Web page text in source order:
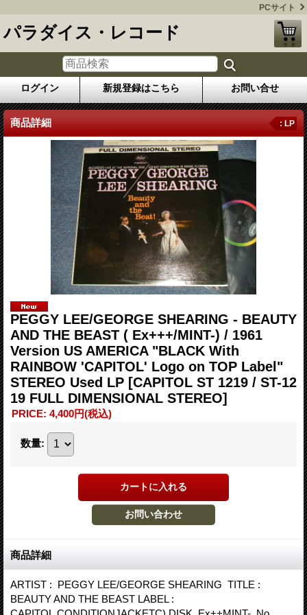
PCサイト
パラダイス・レコード
ログイン 新規登録はこちら お問い合せ
商品詳細 : LP
PEGGY LEE/GEORGE SHEARING - BEAUTY
AND THE BEAST ( Ex+++/MINT-) / 1961
Version US AMERICA "BLACK With
RAINBOW 'CAPITOL' Logo on TOP Label"
STEREO Used LP [CAPITOL ST 1219 / ST-12
19 FULL DIMENSIONAL STEREO]
PRICE: 4,400円(税込)
数量:
商品詳細
ARTIST : PEGGY LEE/GEORGE SHEARING TITLE :
BEAUTY AND THE BEAST LABEL :